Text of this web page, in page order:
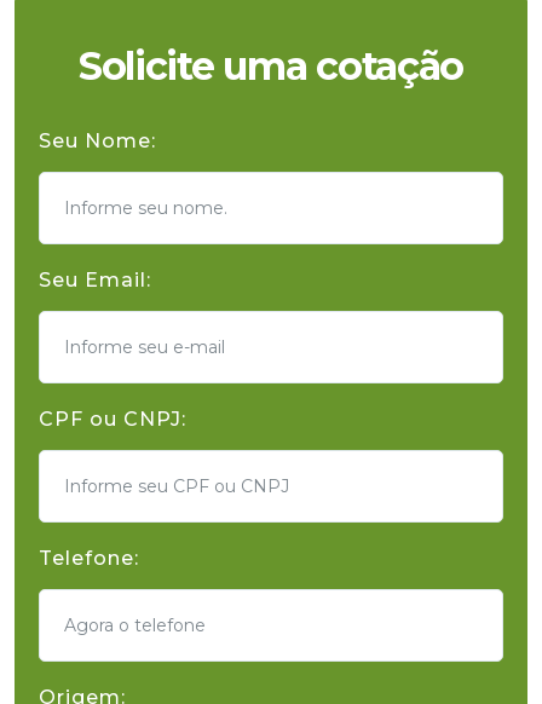
Solicite uma cotação
Seu Nome:
Seu Email:
CPF ou CNPJ:
Telefone:
Origem: